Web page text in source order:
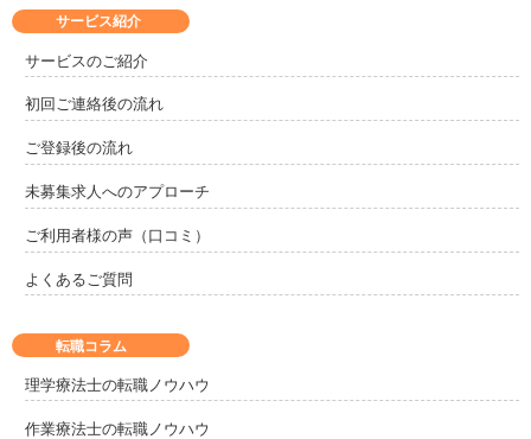
サービス紹介
サービスのご紹介
初回ご連絡後の流れ
ご登録後の流れ
未募集求人へのアプローチ
ご利用者様の声（口コミ）
よくあるご質問
転職コラム
理学療法士の転職ノウハウ
作業療法士の転職ノウハウ